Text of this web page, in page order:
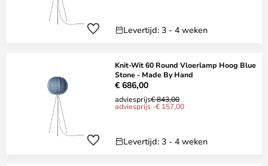
Levertijd: 3 - 4 weken
Knit-Wit 60 Round Vloerlamp Hoog Blue
Stone - Made By Hand
€ 686,00
adviesprijs€ 843,00
adviesprijs -€ 157,00
Levertijd: 3 - 4 weken